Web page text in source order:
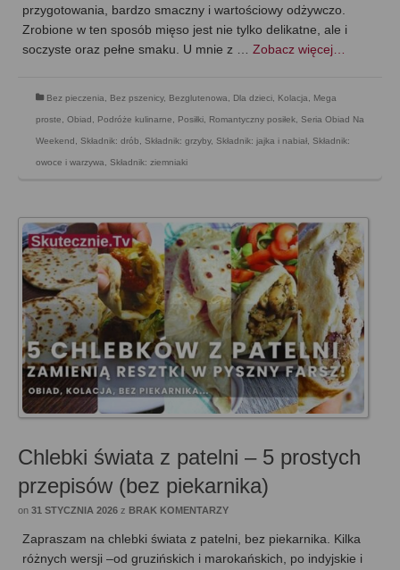
przygotowania, bardzo smaczny i wartościowy odżywczo.
Zrobione w ten sposób mięso jest nie tylko delikatne, ale i
soczyste oraz pełne smaku. U mnie z … Zobacz więcej…
Bez pieczenia Bez pszenicy, Bezglutenowa Dla dzieci Kolacja Mega
proste Obiad Podróże kulinarne Posiłki Romantyczny posiłek Seria Obiad Na
Weekend Składnik: drób Składnik: grzyby, Składnik: jajka i nabiał Składnik:
owoce i warzywa Składnik: ziemniaki
Chlebki świata z patelni – 5 prostych
przepisów (bez piekarnika)
on 31 STYCZNIA 2026 z BRAK KOMENTARZY
Zapraszam na chlebki świata z patelni, bez piekarnika. Kilka
różnych wersji –od gruzińskich i marokańskich, po indyjskie i